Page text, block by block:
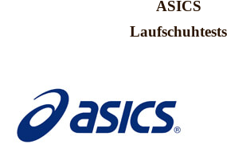
ASICS
Laufschuhtests